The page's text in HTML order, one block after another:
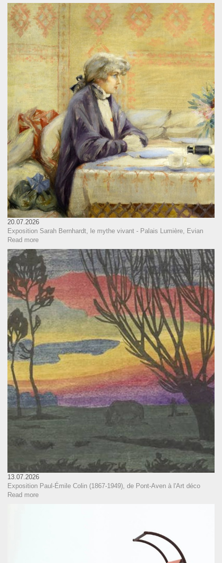
20.07.2026
Exposition Sarah Bernhardt, le mythe vivant - Palais Lumière, Evian
Read more
13.07.2026
Exposition Paul-Émile Colin (1867-1949), de Pont-Aven à l'Art déco
Read more